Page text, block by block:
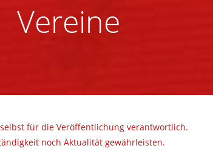
Vereine
für die Veröffentlichung verantwortlich.
noch Aktualität gewährleisten.